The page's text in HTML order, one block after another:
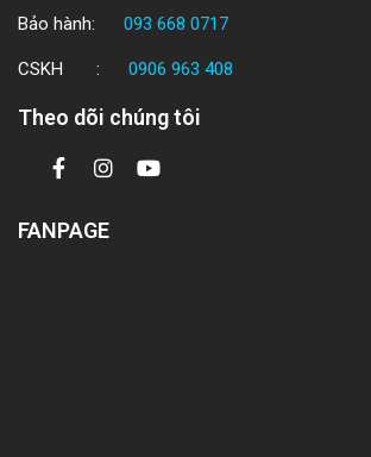
Bảo hành: 093 668 0717
CSKH : 0906 963 408
Theo dõi chúng tôi
FANPAGE